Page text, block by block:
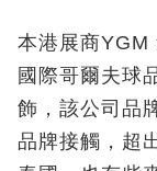
本港展商YGM
國際哥爾夫球
飾，該公司品
品牌接觸，超